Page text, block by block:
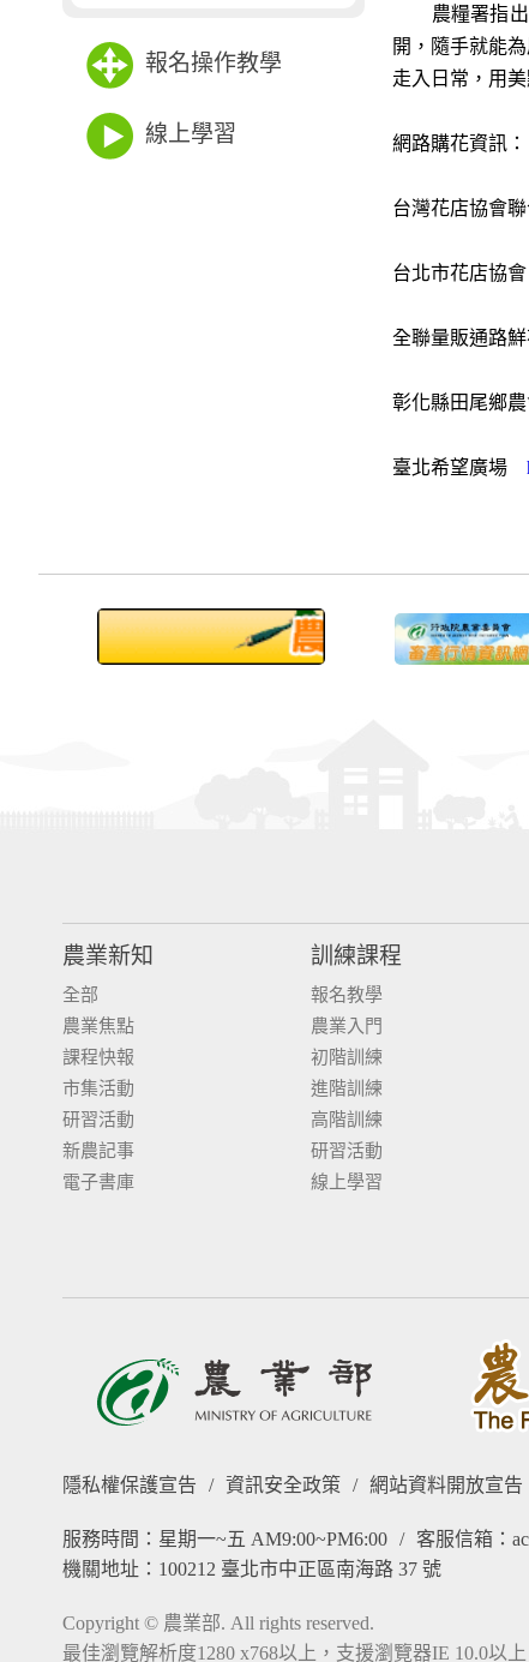
報名操作教學
線上學習
農糧署指出，
開，隨手就能
走入日常，用
網路購花資訊：
台灣花店協會
台北市花店協
全聯量販通路
彰化縣田尾鄉
臺北希望廣場
農業新知
全部
農業焦點
課程快報
市集活動
研習活動
新農記事
電子書庫
訓練課程
報名教學
農業入門
初階訓練
進階訓練
高階訓練
研習活動
線上學習
隱私權保護宣告 / 資訊安全政策 / 網站資料開放宣告
服務時間：星期一~五 AM9:00~PM6:00 / 客服信箱：
機關地址：100212 臺北市中正區南海路 37 號
Copyright © 農業部. All rights reserved.
最佳瀏覽解析度1280 x768以上，支援瀏覽器IE 10.0以上